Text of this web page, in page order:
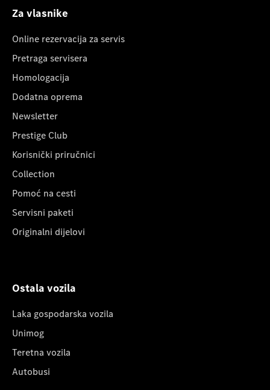
Za vlasnike
Online rezervacija za servis
Pretraga servisera
Homologacija
Dodatna oprema
Newsletter
Prestige Club
Korisnički priručnici
Collection
Pomoć na cesti
Servisni paketi
Originalni dijelovi
Ostala vozila
Laka gospodarska vozila
Unimog
Teretna vozila
Autobusi